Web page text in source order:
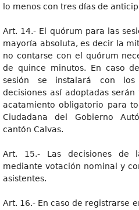
lo menos con tres días de
Art. 14.- El quórum para las
mayoría absoluta, es decir la
no contarse con el quórum
de quince minutos. En caso
sesión se instalará con los
decisiones así adoptadas
acatamiento obligatorio para
Ciudadana del Gobierno
cantón Calvas.
Art. 15.- Las decisiones de
mediante votación nominal y
asistentes.
Art. 16.- En caso de registrarse